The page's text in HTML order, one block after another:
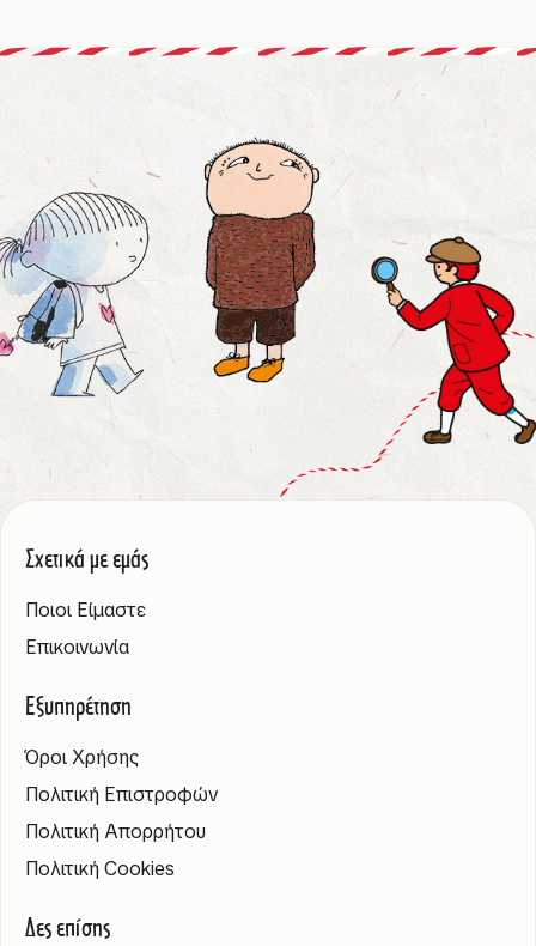
Σχετικά με εμάς
Ποιοι Είμαστε
Επικοινωνία
Εξυπηρέτηση
Όροι Χρήσης
Πολιτική Επιστροφών
Πολιτική Απορρήτου
Πολιτική Cookies
Δες επίσης